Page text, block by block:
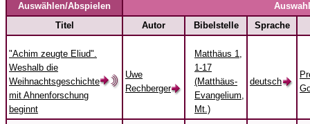
Auswählen/Abspielen
Titel
Autor Bibelstelle Sprache
"Achim zeugte Eliud".
Weshalb die
Weihnachtsgeschichte
mit Ahnenforschung
beginnt
Uwe
Rechberger
Matthäus 1,
1-17
(Matthäus-
Evangelium,
Mt.)
deutsch